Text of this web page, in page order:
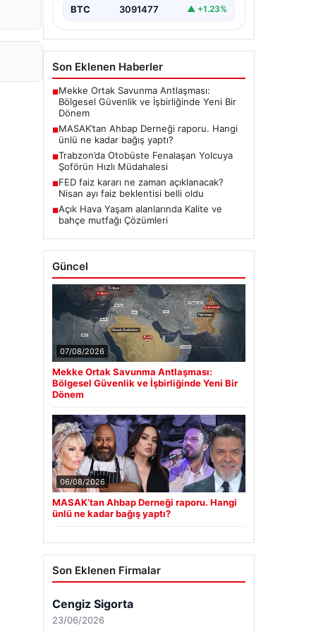
BTC 3091477 ▲ +1.23%
Son Eklenen Haberler
■Mekke Ortak Savunma Antlaşması:
Bölgesel Güvenlik ve İşbirliğinde Yeni Bir
Dönem
■MASAK’tan Ahbap Derneği raporu. Hangi
ünlü ne kadar bağış yaptı?
■Trabzon’da Otobüste Fenalaşan Yolcuya
Şoförün Hızlı Müdahalesi
■FED faiz kararı ne zaman açıklanacak?
Nisan ayı faiz beklentisi belli oldu
■Açık Hava Yaşam alanlarında Kalite ve
bahçe mutfağı Çözümleri
Güncel
07/08/2026
Mekke Ortak Savunma Antlaşması:
Bölgesel Güvenlik ve İşbirliğinde Yeni Bir
Dönem
06/08/2026
MASAK’tan Ahbap Derneği raporu. Hangi
ünlü ne kadar bağış yaptı?
Son Eklenen Firmalar
Cengiz Sigorta
23/06/2026